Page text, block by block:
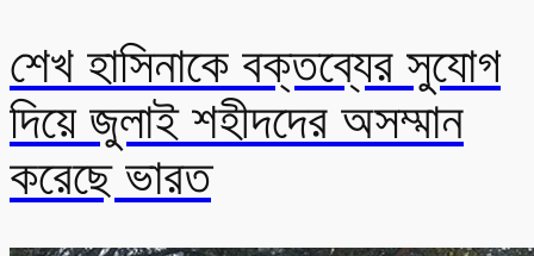
শেখ হাসিনাকে বক্তব্যের সুযোগ
দিয়ে জুলাই শহীদদের অসম্মান
করেছে ভারত